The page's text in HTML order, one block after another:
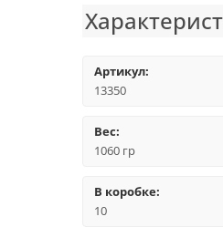
Артикул:
13350
Вес:
1060 гр
В коробке:
10